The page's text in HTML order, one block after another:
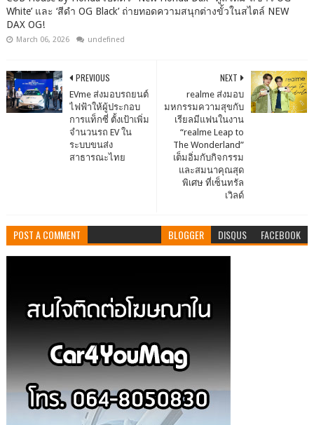
White’ และ ‘สีดำ OG Black’ ถ่ายทอดความสนุกต่างขั้วในสไตล์ NEW
DAX OG!
March 06, 2026 undefined
NEXT
realme ส่งมอบ
มหกรรมความสุขกับ
เรียลมีแฟนในงาน
“realme Leap to
The Wonderland”
เต็มอิ่มกับกิจกรรม
และสมนาคุณสุด
พิเศษ ที่เซ็นทรัล
เวิลด์
PREVIOUS
EVme ส่งมอบรถยนต์
ไฟฟ้าให้ผู้ประกอบ
การแท็กซี่ ตั้งเป้าเพิ่ม
จำนวนรถ EV ใน
ระบบขนส่ง
สาธารณะไทย
POST A COMMENT BLOGGER DISQUS FACEBOOK